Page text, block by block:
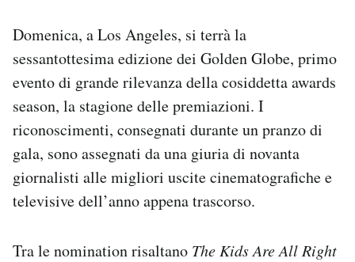
I MIEI PREFERITI
SHOP
AREA PERSONALE
Newsletter
Domenica, a Los Angeles, si terrà la
sessantottesima edizione dei Golden Globe, primo
evento di grande rilevanza della cosiddetta awards
season, la stagione delle premiazioni. I
riconoscimenti, consegnati durante un pranzo di
gala, sono assegnati da una giuria di novanta
giornalisti alle migliori uscite cinematografiche e
televisive dell’anno appena trascorso.
Tra le nomination risaltano The Kids Are All Right